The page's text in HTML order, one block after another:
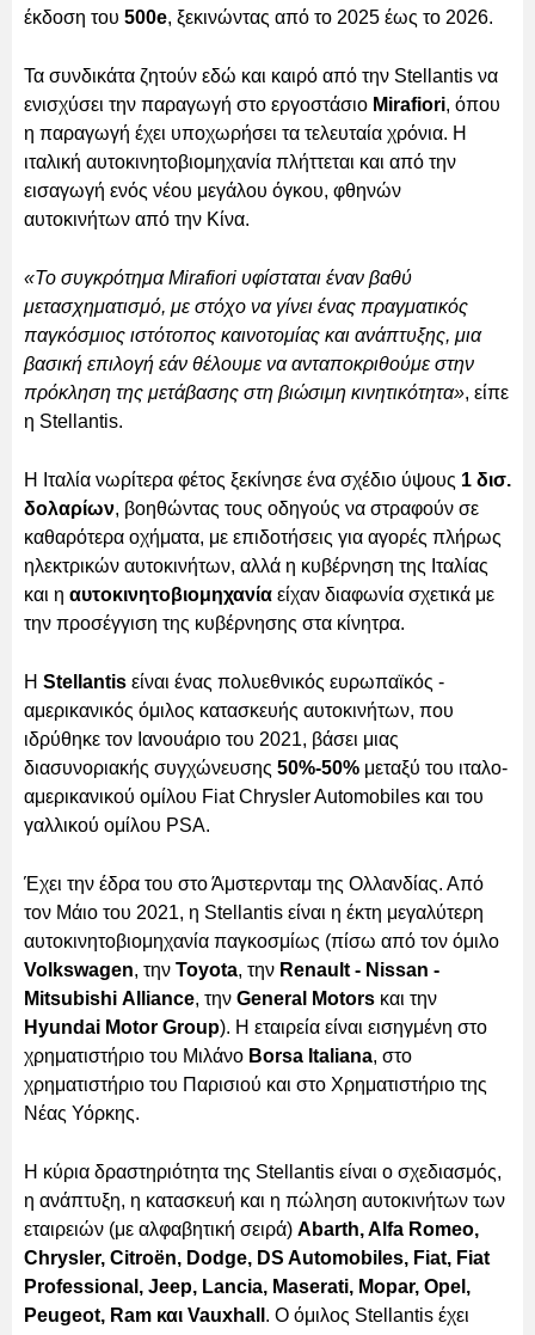
έκδοση του 500e, ξεκινώντας από το 2025 έως το 2026.
Τα συνδικάτα ζητούν εδώ και καιρό από την Stellantis να
ενισχύσει την παραγωγή στο εργοστάσιο Mirafiori, όπου
η παραγωγή έχει υποχωρήσει τα τελευταία χρόνια. Η
ιταλική αυτοκινητοβιομηχανία πλήττεται και από την
εισαγωγή ενός νέου μεγάλου όγκου, φθηνών
αυτοκινήτων από την Κίνα.
«Το συγκρότημα Mirafiori υφίσταται έναν βαθύ
μετασχηματισμό, με στόχο να γίνει ένας πραγματικός
παγκόσμιος ιστότοπος καινοτομίας και ανάπτυξης, μια
βασική επιλογή εάν θέλουμε να ανταποκριθούμε στην
πρόκληση της μετάβασης στη βιώσιμη κινητικότητα», είπε
η Stellantis.
Η Ιταλία νωρίτερα φέτος ξεκίνησε ένα σχέδιο ύψους 1 δισ.
δολαρίων, βοηθώντας τους οδηγούς να στραφούν σε
καθαρότερα οχήματα, με επιδοτήσεις για αγορές πλήρως
ηλεκτρικών αυτοκινήτων, αλλά η κυβέρνηση της Ιταλίας
και η αυτοκινητοβιομηχανία είχαν διαφωνία σχετικά με
την προσέγγιση της κυβέρνησης στα κίνητρα.
Η Stellantis είναι ένας πολυεθνικός ευρωπαϊκός -
αμερικανικός όμιλος κατασκευής αυτοκινήτων, που
ιδρύθηκε τον Ιανουάριο του 2021, βάσει μιας
διασυνοριακής συγχώνευσης 50%-50% μεταξύ του ιταλο-
αμερικανικού ομίλου Fiat Chrysler Automobiles και του
γαλλικού ομίλου PSA.
Έχει την έδρα του στο Άμστερνταμ της Ολλανδίας. Από
τον Μάιο του 2021, η Stellantis είναι η έκτη μεγαλύτερη
αυτοκινητοβιομηχανία παγκοσμίως (πίσω από τον όμιλο
Volkswagen, την Toyota, την Renault - Nissan -
Mitsubishi Alliance, την General Motors και την
Hyundai Motor Group). Η εταιρεία είναι εισηγμένη στο
χρηματιστήριο του Μιλάνο Borsa Italiana, στο
χρηματιστήριο του Παρισιού και στο Χρηματιστήριο της
Νέας Υόρκης.
Η κύρια δραστηριότητα της Stellantis είναι ο σχεδιασμός,
η ανάπτυξη, η κατασκευή και η πώληση αυτοκινήτων των
εταιρειών (με αλφαβητική σειρά) Abarth, Alfa Romeo,
Chrysler, Citroën, Dodge, DS Automobiles, Fiat, Fiat
Professional, Jeep, Lancia, Maserati, Mopar, Opel,
Peugeot, Ram και Vauxhall . Ο όμιλος Stellantis έχει